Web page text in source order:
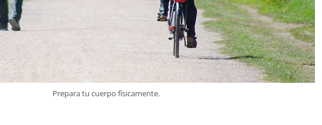
Prepara tu cuerpo físicamente.